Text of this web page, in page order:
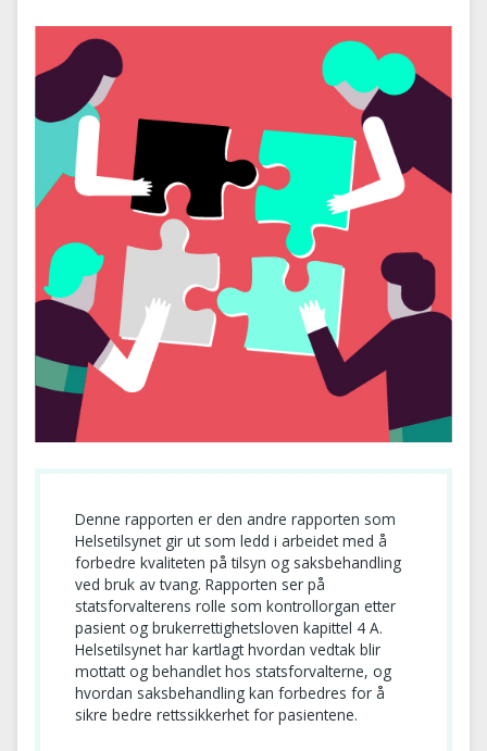
Denne rapporten er den andre rapporten som
Helsetilsynet gir ut som ledd i arbeidet med å
forbedre kvaliteten på tilsyn og saksbehandling
ved bruk av tvang. Rapporten ser på
statsforvalterens rolle som kontrollorgan etter
pasient og brukerrettighetsloven kapittel 4 A.
Helsetilsynet har kartlagt hvordan vedtak blir
mottatt og behandlet hos statsforvalterne, og
hvordan saksbehandling kan forbedres for å
sikre bedre rettssikkerhet for pasientene.